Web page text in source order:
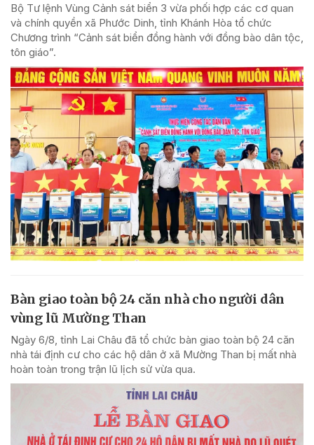
Bộ Tư lệnh Vùng Cảnh sát biển 3 vừa phối hợp các cơ quan
và chính quyền xã Phước Dinh, tỉnh Khánh Hòa tổ chức
Chương trình “Cảnh sát biển đồng hành với đồng bào dân tộc,
tôn giáo”.
Bàn giao toàn bộ 24 căn nhà cho người dân
vùng lũ Mường Than
Ngày 6/8, tỉnh Lai Châu đã tổ chức bàn giao toàn bộ 24 căn
nhà tái định cư cho các hộ dân ở xã Mường Than bị mất nhà
hoàn toàn trong trận lũ lịch sử vừa qua.